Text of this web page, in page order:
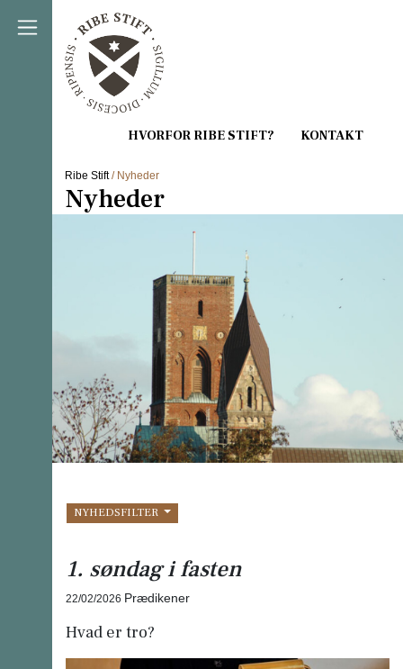
Direkte til indholdet
Ribe Stift/ Nyheder
Nyheder
NYHEDSFILTER
1. søndag i fasten
22/02/2026 Prædikener
Hvad er tro?